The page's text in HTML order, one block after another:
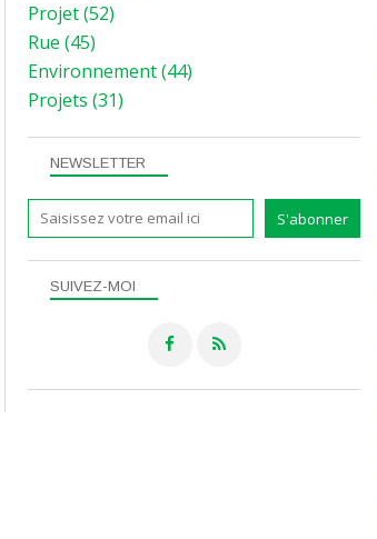
NEWSLETTER
SUIVEZ-MOI
Projet(52)
Rue (45)
Environnement(44)
Projets (31)